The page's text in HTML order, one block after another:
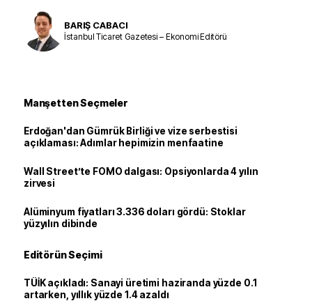
BARIŞ CABACI
İstanbul Ticaret Gazetesi – Ekonomi Editörü
Manşetten Seçmeler
Erdoğan'dan Gümrük Birliği ve vize serbestisi
açıklaması: Adımlar hepimizin menfaatine
Wall Street’te FOMO dalgası: Opsiyonlarda 4 yılın
zirvesi
Alüminyum fiyatları 3.336 doları gördü: Stoklar
yüzyılın dibinde
Editörün Seçimi
TÜİK açıkladı: Sanayi üretimi haziranda yüzde 0.1
artarken, yıllık yüzde 1.4 azaldı